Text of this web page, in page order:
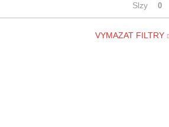
Slzy 0
VYMAZAT FILTRY